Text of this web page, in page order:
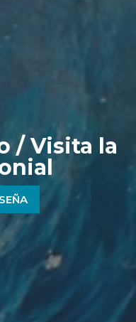
/ Visita la